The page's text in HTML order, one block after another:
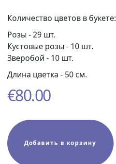
Количество цветов в букете:
Розы - 29 шт.
Кустовые розы - 10 шт.
Зверобой - 10 шт.
Длина цветка - 50 см.
€80.00
Добавить в корзину